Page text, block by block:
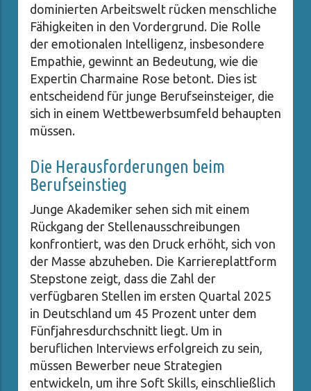
dominierten Arbeitswelt rücken menschliche
Fähigkeiten in den Vordergrund. Die Rolle
der emotionalen Intelligenz, insbesondere
Empathie, gewinnt an Bedeutung, wie die
Expertin Charmaine Rose betont. Dies ist
entscheidend für junge Berufseinsteiger, die
sich in einem Wettbewerbsumfeld behaupten
müssen.
Die Herausforderungen beim
Berufseinstieg
Junge Akademiker sehen sich mit einem
Rückgang der Stellenausschreibungen
konfrontiert, was den Druck erhöht, sich von
der Masse abzuheben. Die Karriereplattform
Stepstone zeigt, dass die Zahl der
verfügbaren Stellen im ersten Quartal 2025
in Deutschland um 45 Prozent unter dem
Fünfjahresdurchschnitt liegt. Um in
beruflichen Interviews erfolgreich zu sein,
müssen Bewerber neue Strategien
entwickeln, um ihre Soft Skills, einschließlich